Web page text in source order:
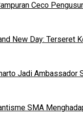
Ceco
New Day: Terseret
Jadi Ambassador
SMA